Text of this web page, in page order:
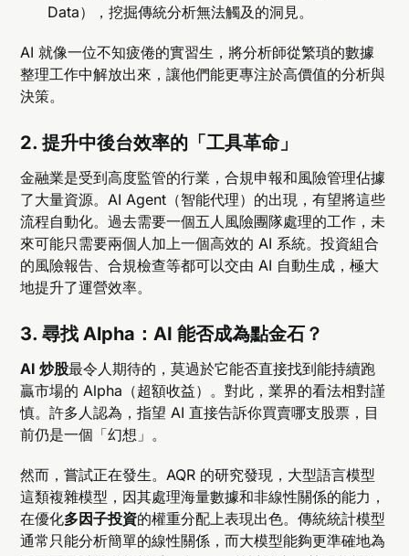
Data），挖掘傳統分析無法觸及的洞見。
AI 就像一位不知疲倦的實習生，將分析師從繁瑣的數據
整理工作中解放出來，讓他們能更專注於高價值的分析與
決策。
2. 提升中後台效率的「工具革命」
金融業是受到高度監管的行業，合規申報和風險管理佔據
了大量資源。AI Agent（智能代理）的出現，有望將這些
流程自動化。過去需要一個五人風險團隊處理的工作，未
來可能只需要兩個人加上一個高效的 AI 系統。投資組合
的風險報告、合規檢查等都可以交由 AI 自動生成，極大
地提升了運營效率。
3. 尋找 Alpha：AI 能否成為點金石？
AI 炒股最令人期待的，莫過於它能否直接找到能持續跑
贏市場的 Alpha（超額收益）。對此，業界的看法相對謹
慎。許多人認為，指望 AI 直接告訴你買賣哪支股票，目
前仍是一個「幻想」。
然而，嘗試正在發生。AQR 的研究發現，大型語言模型
這類複雜模型，因其處理海量數據和非線性關係的能力，
在優化多因子投資的權重分配上表現出色。傳統統計模型
通常只能分析簡單的線性關係，而大模型能夠更準確地為